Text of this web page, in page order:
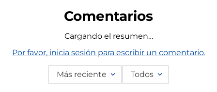
Comentarios
Cargando el resumen…
Por favor, inicia sesión para escribir un comentario.
Más reciente Todos